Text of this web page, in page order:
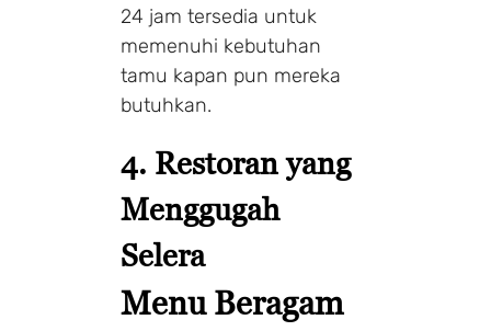
24 jam tersedia untuk
memenuhi kebutuhan
tamu kapan pun mereka
butuhkan.
4. Restoran yang
Menggugah
Selera
Menu Beragam